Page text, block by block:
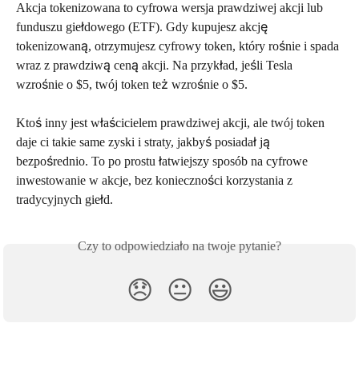
Akcja tokenizowana to cyfrowa wersja prawdziwej akcji lub
funduszu giełdowego (ETF). Gdy kupujesz akcję
tokenizowaną, otrzymujesz cyfrowy token, który rośnie i spada
wraz z prawdziwą ceną akcji. Na przykład, jeśli Tesla
wzrośnie o $5, twój token też wzrośnie o $5.
Ktoś inny jest właścicielem prawdziwej akcji, ale twój token
daje ci takie same zyski i straty, jakbyś posiadał ją
bezpośrednio. To po prostu łatwiejszy sposób na cyfrowe
inwestowanie w akcje, bez konieczności korzystania z
tradycyjnych giełd.
Czy to odpowiedziało na twoje pytanie?
😞 😐 😃